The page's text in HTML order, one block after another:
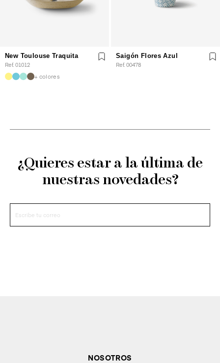
New Toulouse Traquita
Ref. 01012
+ colores
Saigón Flores Azul
Ref. 00478
¿Quieres estar a la última de
nuestras novedades?
NOSOTROS